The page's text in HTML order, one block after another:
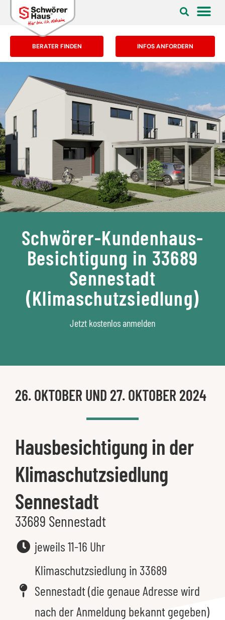
BERATER FINDEN INFOS ANFORDERN
Schwörer-Kundenhaus-
Besichtigung in 33689
Sennestadt
(Klimaschutzsiedlung)
Jetzt kostenlos anmelden
26. OKTOBER UND 27. OKTOBER 2024
Hausbesichtigung in der
Klimaschutzsiedlung
Sennestadt
33689 Sennestadt
jeweils 11-16 Uhr
Klimaschutzsiedlung in 33689
Sennestadt (die genaue Adresse wird
nach der Anmeldung bekannt gegeben)